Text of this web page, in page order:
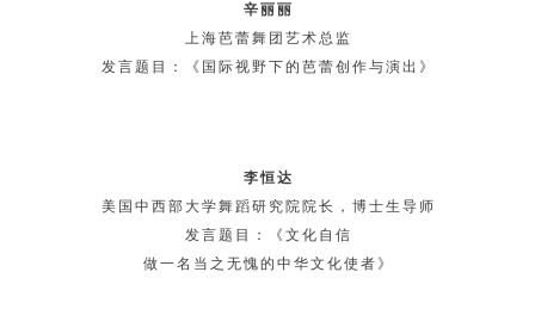
辛丽丽
上海芭蕾舞团艺术总监
发言题目：《国际视野下的芭蕾创作与演出》
李恒达
美国中西部⼤学舞蹈研究院院长，博士生导师
发言题目：《文化自信
做一名当之无愧的中华文化使者》